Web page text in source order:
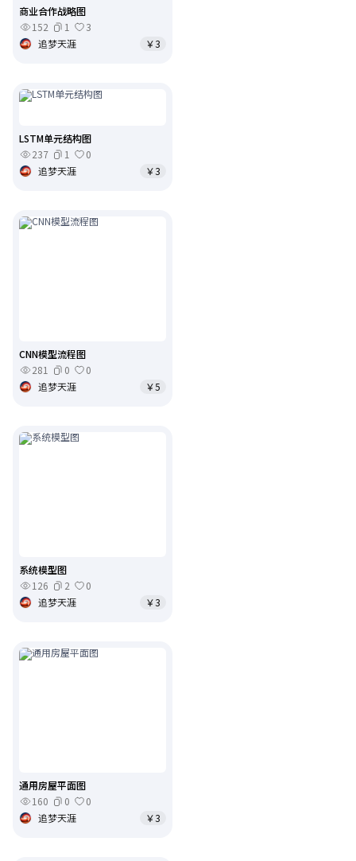
商业合作战略图
152
1
3
追梦天涯
￥3
LSTM单元结构图
237
1
0
追梦天涯
￥3
CNN模型流程图
281
0
0
追梦天涯
￥5
系统模型图
126
2
0
追梦天涯
￥3
通用房屋平面图
160
0
0
追梦天涯
￥3